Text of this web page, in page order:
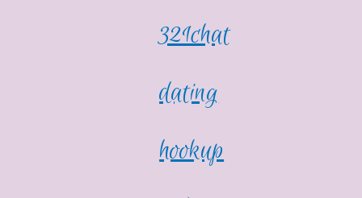
321chat
dating
hookup